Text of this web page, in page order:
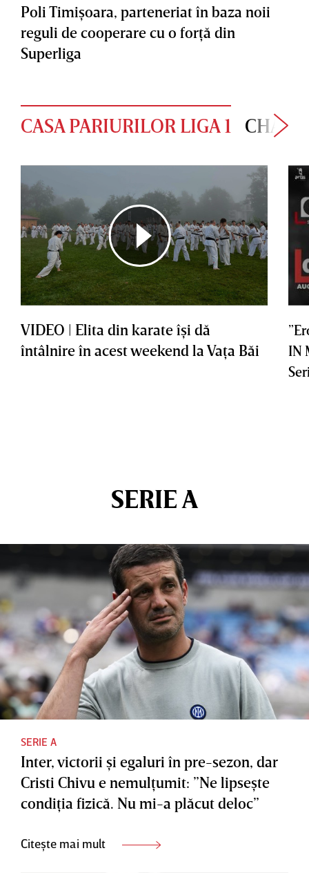
Poli Timişoara, parteneriat în baza noii
reguli de cooperare cu o forţă din
Superliga
CASA PARIURILOR LIGA 1
VIDEO | Elita din karate îşi dă
întâlnire în acest weekend la Vaţa Băi
IN
SERIE A
SERIE A
Inter, victorii şi egaluri în pre-sezon, dar
Cristi Chivu e nemulţumit: ”Ne lipseşte
condiţia fizică. Nu mi-a plăcut deloc”
Citește mai mult